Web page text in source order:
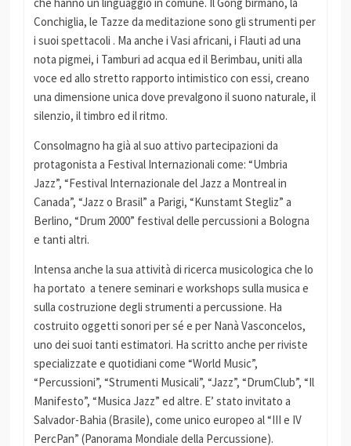
Conchiglia, le Tazze da meditazione sono gli strumenti per
i suoi spettacoli . Ma anche i Vasi africani, i Flauti ad una
nota pigmei, i Tamburi ad acqua ed il Berimbau, uniti alla
voce ed allo stretto rapporto intimistico con essi, creano
una dimensione unica dove prevalgono il suono naturale, il
silenzio, il timbro ed il ritmo.
Consolmagno ha già al suo attivo partecipazioni da
protagonista a Festival Internazionali come: “Umbria
Jazz”, “Festival Internazionale del Jazz a Montreal in
Canada”, “Jazz o Brasil” a Parigi, “Kunstamt Stegliz” a
Berlino, “Drum 2000” festival delle percussioni a Bologna
e tanti altri.
Intensa anche la sua attività di ricerca musicologica che lo
ha portato a tenere seminari e workshops sulla musica e
sulla costruzione degli strumenti a percussione. Ha
costruito oggetti sonori per sé e per Nanà Vasconcelos,
uno dei suoi tanti estimatori. Ha scritto anche per riviste
specializzate e quotidiani come “World Music”,
“Percussioni”, “Strumenti Musicali”, “Jazz”, “DrumClub”, “Il
Manifesto”, “Musica Jazz” ed altre. E’ stato invitato a
Salvador-Bahia (Brasile), come unico europeo al “III e IV
PercPan” (Panorama Mondiale della Percussione).